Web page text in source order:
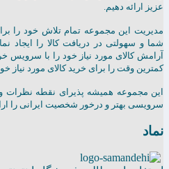
عزیز ارائه دهیم.
مدیریت این مجموعه تمام تلاش خود را
شما و سهولتی در دریافت کالا را ایجاد
آرامش کالای مورد نیاز خود را با سرویس
کمترین وقت را برای خرید کالای مورد نیاز
این مجموعه همیشه پذیرای نقطه نظرات
سرویسی بهتر و درخور شخصیت ایرانی را
نماد